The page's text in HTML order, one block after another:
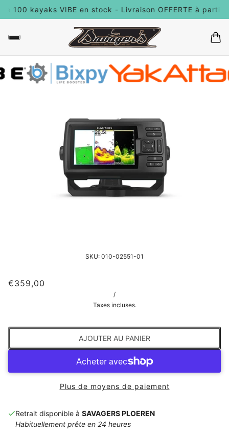
100 kayaks VIBE en stock - Livraison OFFERTE à partir
SKU: 010-02551-01
€359,00
/
Taxes incluses.
AJOUTER AU PANIER
Plus de moyens de paiement
Retrait disponible à SAVAGERS PLOEREN
Habituellement prête en 24 heures